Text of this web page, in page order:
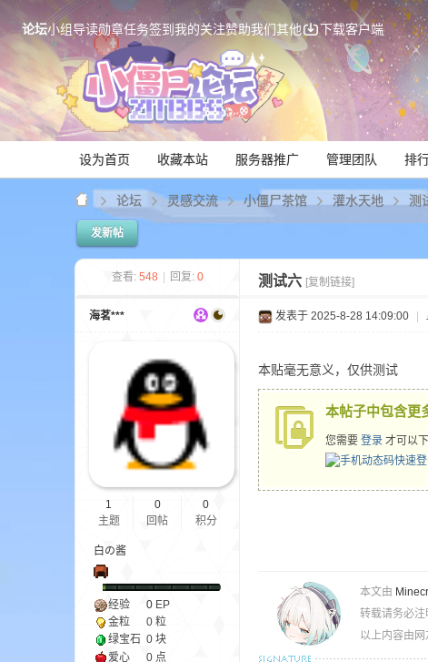
论坛小组导读勋章任务签到我的关注赞助我们其他 下载客户端
设为首页 收藏本站 服务器推广 管理团队 排
论坛 灵感交流 小僵尸茶馆 灌水天地 测
发新帖
查看: 548 回复: 0 测试六 [复制链接]
海茗***
1
主题
0
回帖
0
积分
白の酱
经验 0 EP
金粒
0 粒
绿宝石 0 块
爱心
0 点
发表于 2025-8-28 14:09:00
本贴毫无意义，仅供测试
本帖子中包含更
您需要 登录 才可以
本文由
转载请务必
以上内容由